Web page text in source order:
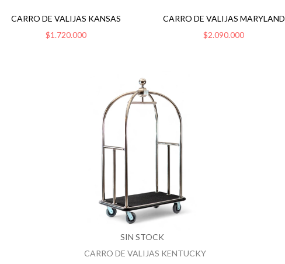
CARRO DE VALIJAS KANSAS
$1.720.000
CARRO DE VALIJAS MARYLAND
$2.090.000
SIN STOCK
CARRO DE VALIJAS KENTUCKY